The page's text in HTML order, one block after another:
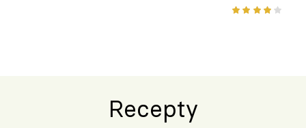
letní
Recepty